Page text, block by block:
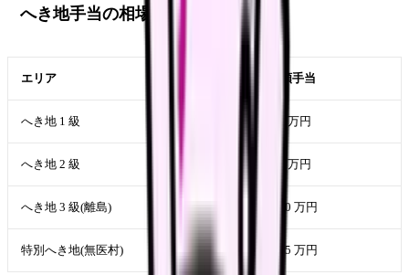
へき地手当の相場
エリア 月額手当
へき地 1 級 2-4 万円
へき地 2 級 4-6 万円
へき地 3 級(離島) 6-10 万円
特別へき地(無医村) 8-15 万円